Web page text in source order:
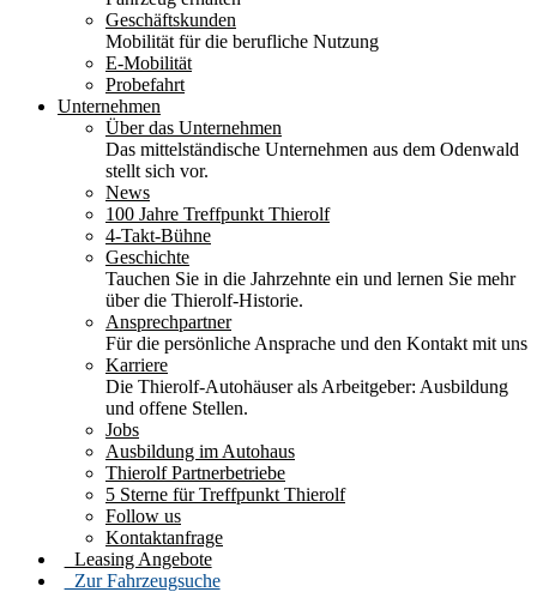
Geschäftskunden
Mobilität für die berufliche Nutzung
E-Mobilität
Probefahrt
Unternehmen
Über das Unternehmen
Das mittelständische Unternehmen aus dem Odenwald
stellt sich vor.
News
100 Jahre Treffpunkt Thierolf
4-Takt-Bühne
Geschichte
Tauchen Sie in die Jahrzehnte ein und lernen Sie mehr
über die Thierolf-Historie.
Ansprechpartner
Für die persönliche Ansprache und den Kontakt mit uns
Karriere
Die Thierolf-Autohäuser als Arbeitgeber: Ausbildung
und offene Stellen.
Jobs
Ausbildung im Autohaus
Thierolf Partnerbetriebe
5 Sterne für Treffpunkt Thierolf
Follow us
Kontaktanfrage
Leasing Angebote
Zur Fahrzeugsuche